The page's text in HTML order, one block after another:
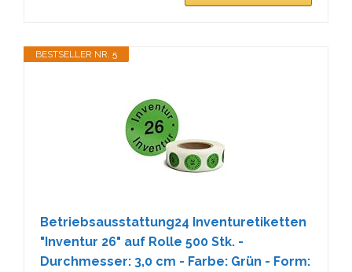
BESTSELLER NR. 5
Betriebsausstattung24 Inventuretiketten
"Inventur 26" auf Rolle 500 Stk. -
Durchmesser: 3,0 cm - Farbe: Grün - Form: